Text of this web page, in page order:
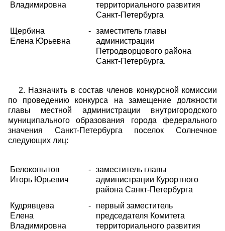
Владимировна
территориального развития
Санкт-Петербурга
Щербина
Елена Юрьевна
-
заместитель главы
администрации
Петродворцового района
Санкт-Петербурга.
2. Назначить в состав членов конкурсной комиссии
по проведению конкурса на замещение должности
главы местной администрации внутригородского
муниципального образования города федерального
значения Санкт-Петербурга поселок Солнечное
следующих лиц:
Белокопытов
Игорь Юрьевич
-
заместитель главы
администрации Курортного
района Санкт-Петербурга
Кудрявцева
Елена
Владимировна
-
первый заместитель
председателя Комитета
территориального развития